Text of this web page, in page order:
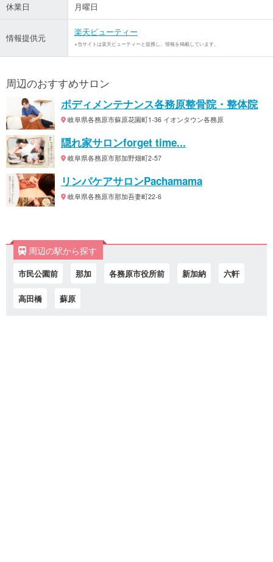
休業日 月曜日
情報提供元
楽天ビューティー
※当サイトは楽天ビューティーと提携し、情報を掲載しています。
周辺のおすすめサロン
ボディメンテナンス各務原整骨院・整体院
岐阜県各務原市蘇原花園町1-36 イオンタウン各務原
隠れ家サロンforget time...
岐阜県各務原市那加野畑町2-57
リンパケアサロンPachamama
岐阜県各務原市那加吾妻町22-6
周辺の駅から探す
市民公園前 那加 各務原市役所前 新加納 六軒
高田橋 蘇原